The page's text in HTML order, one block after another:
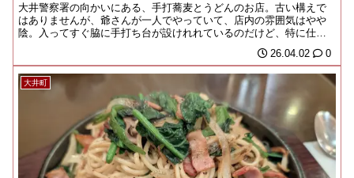
大井警察署の向かいにある、手打蕎麦とうどんのお店。古い構えで
はありませんが、爺さんが一人でやっていて、店内の雰囲気はやや
陰。入ってすぐ脇に手打ち台が設けれれているのだけど、特に仕切
26.04.02 0
大井町